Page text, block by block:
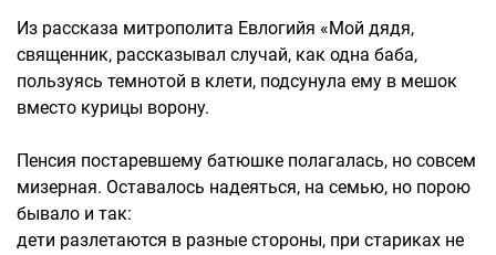
Из рассказа митрополита Евлогийя «Мой дядя,
священник, рассказывал случай, как одна баба,
пользуясь темнотой в клети, подсунула ему в мешок
вместо курицы ворону.
Пенсия постаревшему батюшке полагалась, но совсем
мизерная. Оставалось надеяться, на семью, но порою
бывало и так:
дети разлетаются в разные стороны, при стариках не